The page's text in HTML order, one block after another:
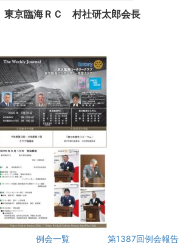
京臨海ＲＣ 村社研太郎会長
例会一覧
第1387回例会報告